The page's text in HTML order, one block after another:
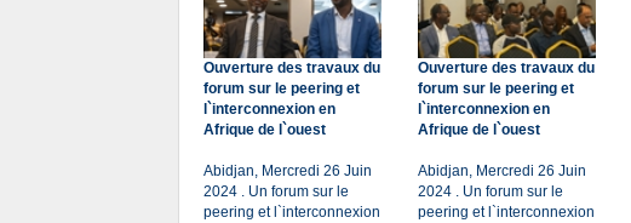
Ouverture des travaux du
forum sur le peering et
l`interconnexion en
Afrique de l`ouest
Abidjan, Mercredi 26 Juin
2024 . Un forum sur le
peering et l`interconnexion
Ouverture des travaux du
forum sur le peering et
l`interconnexion en
Afrique de l`ouest
Abidjan, Mercredi 26 Juin
2024 . Un forum sur le
peering et l`interconnexion